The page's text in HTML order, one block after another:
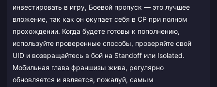
инвестировать в игру, Боевой пропуск — это лучшее
вложение, так как он окупает себя в CP при полном
прохождении. Когда будете готовы к пополнению,
используйте проверенные способы, проверяйте свой
UID и возвращайтесь в бой на Standoff или Isolated.
Мобильная глава франшизы жива, регулярно
обновляется и является, пожалуй, самым